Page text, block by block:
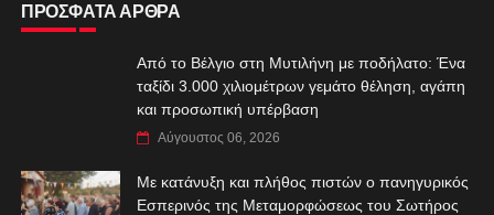
ΠΡΟΣΦΑΤΑ ΑΡΘΡΑ
Από το Βέλγιο στη Μυτιλήνη με ποδήλατο: Ένα
ταξίδι 3.000 χιλιομέτρων γεμάτο θέληση, αγάπη
και προσωπική υπέρβαση
Αύγουστος 06, 2026
Με κατάνυξη και πλήθος πιστών ο πανηγυρικός
Εσπερινός της Μεταμορφώσεως του Σωτήρος